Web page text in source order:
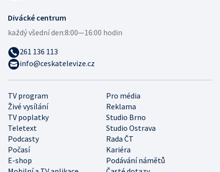
TV program
Pro média
Živé vysílání
Reklama
TV poplatky
Studio Brno
Teletext
Studio Ostrava
Podcasty
Rada ČT
Počasí
Kariéra
E-shop
Podávání námětů
Divácké centrum
každý všední den:8:00—16:00 hodin
261 136 113
info@ceskatelevize.cz